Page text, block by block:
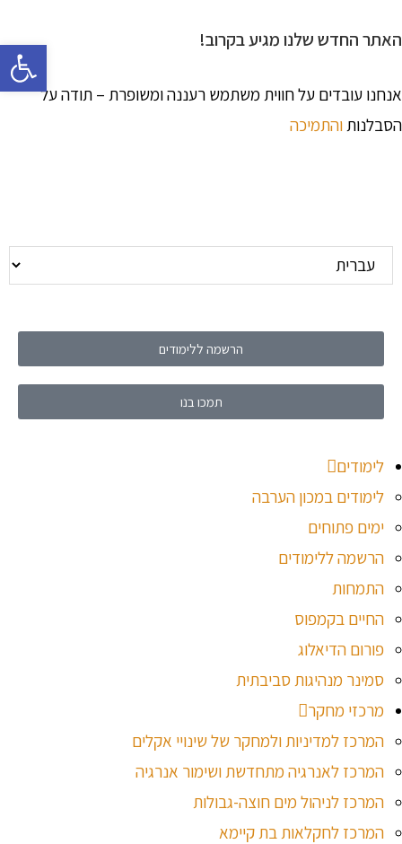
האתר החדש שלנו מגיע בקרוב!
אנחנו עובדים על חווית משתמש רעננה ומשופרת – תודה על
הסבלנותוהתמיכה
הרשמה ללימודים
תמכו בנו
לימודים
לימודים במכון הערבה
ימים פתוחים
הרשמה ללימודים
התמחות
החיים בקמפוס
פורום הדיאלוג
סמינר מנהיגות סביבתית
מרכזי מחקר
המרכז למדיניות ולמחקר של שינויי אקלים
המרכז לאנרגיה מתחדשת ושימור אנרגיה
המרכז לניהול מים חוצה-גבולות
המרכז לחקלאות בת קיימא